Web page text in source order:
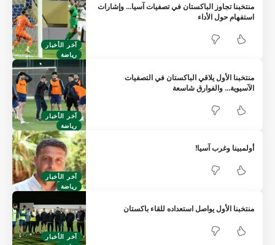
آخر الأخبار
تجاوز الباكستان في تصفيات آسيا… وإشارات
حول الأداء
آخر الأخبار
الأول يلاقي الباكستان في التصفيات
والفوارق شاسعة
آخر الأخبار
وغرب آسيا!
آخر الأخبار
الأول يواصل استعداده للقاء باكستان